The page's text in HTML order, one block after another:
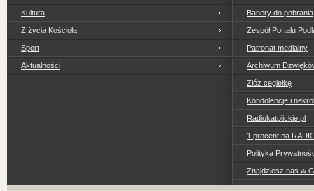
Kultura
Z życia Kościoła
Sport
Aktualności
Banery do pobrania
Zespół Portalu
Patronat medialny
Archiwum
Złóż cegiełkę
Kondolencje i
Radiokatolickie.pl
1 procent na
Polityka
Znajdziesz nas w